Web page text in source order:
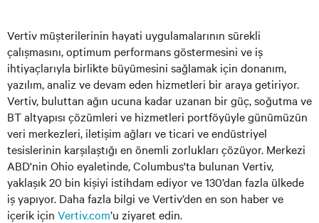
Vertiv müşterilerinin hayati uygulamalarının sürekli
çalışmasını, optimum performans göstermesini ve iş
ihtiyaçlarıyla birlikte büyümesini sağlamak için donanım,
yazılım, analiz ve devam eden hizmetleri bir araya getiriyor.
Vertiv, buluttan ağın ucuna kadar uzanan bir güç, soğutma ve
BT altyapısı çözümleri ve hizmetleri portföyüyle günümüzün
veri merkezleri, iletişim ağları ve ticari ve endüstriyel
tesislerinin karşılaştığı en önemli zorlukları çözüyor. Merkezi
ABD'nin Ohio eyaletinde, Columbus'ta bulunan Vertiv,
yaklaşık 20 bin kişiyi istihdam ediyor ve 130’dan fazla ülkede
iş yapıyor. Daha fazla bilgi ve Vertiv’den en son haber ve
içerik için Vertiv.com’u ziyaret edin.